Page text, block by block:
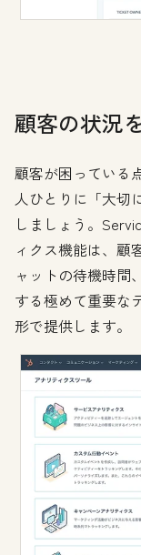
顧客の状況
顧客が困っている
人ひとりに「大切
しましょう。
ィクス機能は、顧
ャットの待機時間
する極めて重要な
形で提供します。